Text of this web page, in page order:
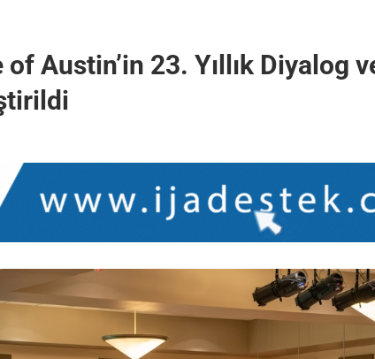
Austin’in 23. Yıllık Diyalog